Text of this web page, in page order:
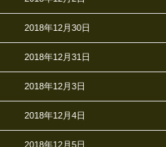
2018年12月30日
2018年12月31日
2018年12月3日
2018年12月4日
2018年12月5日